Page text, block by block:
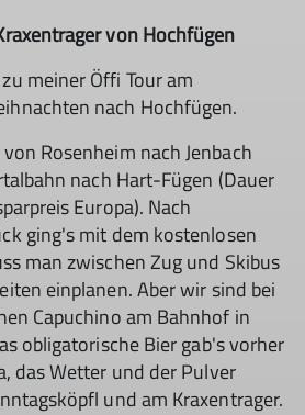
von Hochfügen
meiner Öffi Tour am
nach Hochfügen.
Rosenheim nach Jenbach
nach Hart-Fügen (Dauer
Europa). Nach
ging's mit dem kostenlosen
man zwischen Zug und Skibus
einplanen. Aber wir sind bei
Capuchino am Bahnhof in
obligatorische Bier gab's vorher
das Wetter und der Pulver
und am Kraxentrager.